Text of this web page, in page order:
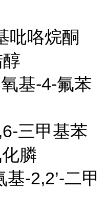
吡咯烷酮
基-4-氟苯
三甲基苯
膦
-2,2’-二甲